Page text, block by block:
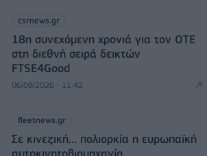
csrnews.gr
18η συνεχόμενη χρονιά για τον ΟΤΕ
στη διεθνή σειρά δεικτών
FTSE4Good
06/08/2026 - 11:42
fleetnews.gr
Σε κινεζική… πολιορκία η ευρωπαϊκή
αυτοκινητοβιομηχανία